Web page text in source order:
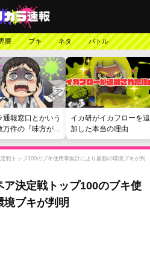
隈 ブキ ネタ バトル
通報窓口とかいう
万件の『味方が弱
痴を読まされる苦
イカ研がイカフローを追
加した本当の理由
戦トップ100のブキ使用率集計により最新の環境ブキが判
ア決定戦トップ100のブキ使
ブキが判明